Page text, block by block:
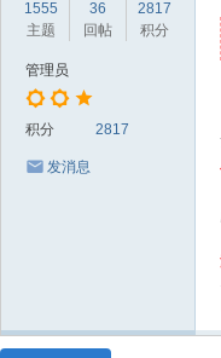
1555
主题
36
回帖
2817
积分
管理员
积分 2817
发消息